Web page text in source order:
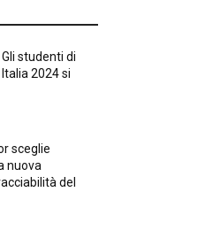
studenti di
2024 si
sceglie
nuova
del